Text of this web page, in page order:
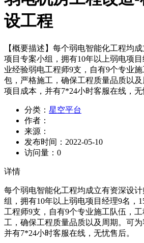
设工程
【概要描述】 每个弱电智能化工程均
项目专案小组，拥有10年以上弱电项
业经验弱电工程师9支，自有9个专业
包，严格施工，确保工程质量品质以
项目成本，并有7*24小时客服在线，无
分类： 星空平台
作者：
来源：
发布时间： 2022-05-10
访问量： 0
详情
每个弱电智能化工程均成立有资深设
组，拥有10年以上弱电项目经理9名，
工程师9支，自有9个专业施工队伍，
工，确保工程质量品质以及周期。可为
并有7*24小时客服在线，无忧售后。